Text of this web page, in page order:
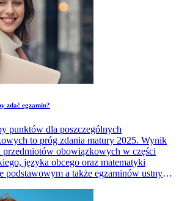
zdać egzamin?
punktów dla poszczególnych
to próg zdania matury 2025. Wynik
przedmiotów obowiązkowych w części
języka obcego oraz matematyki
podstawowym a także egzaminów ustnych
Jakie wymogi należy spełnić, aby w 2025